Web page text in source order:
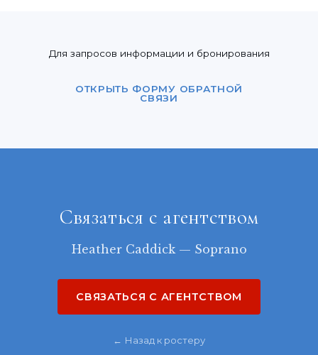
Для запросов информации и бронирования
ОТКРЫТЬ ФОРМУ ОБРАТНОЙ
СВЯЗИ
Связаться с агентством
Heather Caddick — Soprano
СВЯЗАТЬСЯ С АГЕНТСТВОМ
← Назад к ростеру